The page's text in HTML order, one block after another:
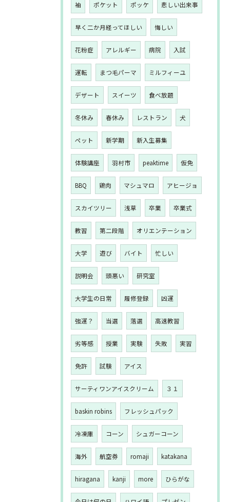
袖 ポケット ポッケ 悲しい出来事
早く二か月経ってほしい 悔しい
花粉症 アレルギー 病院 入試
運転 まつ毛パーマ ミルフィーユ
デザート スイーツ 食べ放題
冬休み 春休み レストラン 犬
ペット 新学期 新入生募集
体験講座 羽村市 peaktime 仮免
BBQ 鶏肉 マシュマロ アヒージョ
スカイツリー 浅草 卒業 卒業式
教習 第二段階 オリエンテーション
大学 遊び バイト 忙しい
説明会 頭悪い 研究室
大学生の日常 履修登録 凶運
強運？ 当選 落選 高速教習
劣等感 授業 実験 失敗 実習
免許 試験 アイス
サーティワンアイスクリーム ３１
baskin robins フレッシュパック
冷凍庫 コーン シュガーコーン
海外 航空券 romaji katakana
hiragana kanji more ひらがな